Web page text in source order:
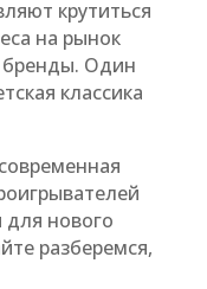
крутиться
на рынок
бренды. Один
классика
нового
разберемся,